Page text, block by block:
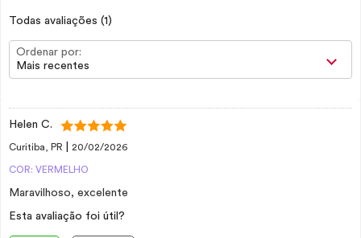
Todas avaliações (1)
Ordenar por:
Mais recentes
Helen C.
Curitiba, PR 20/02/2026
COR: VERMELHO
Maravilhoso, excelente
Esta avaliação foi útil?